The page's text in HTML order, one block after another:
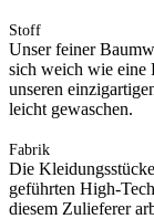
Stoff
Unser feiner
sich weich wie
unseren
leicht gewaschen.
Fabrik
Die
geführten High-
diesem Zulieferer